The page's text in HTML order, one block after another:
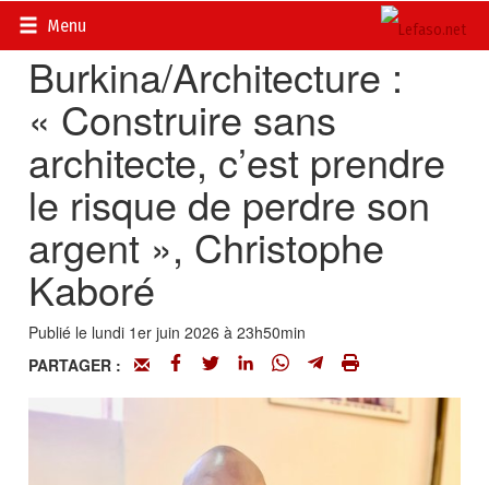
Menu
Accueil>
Burkina/Architecture :
« Construire sans
architecte, c’est prendre
le risque de perdre son
argent », Christophe
Kaboré
Publié le lundi 1er juin 2026 à 23h50min
PARTAGER :